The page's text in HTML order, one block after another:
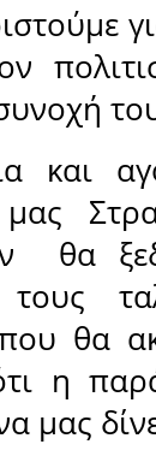
και
θα
τους
θα
η
μας